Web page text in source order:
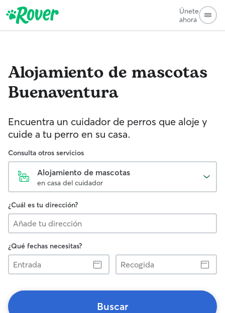
Únete
ahora
Alojamiento de mascotas
Buenaventura
Encuentra un cuidador de perros que aloje y
cuide a tu perro en su casa.
Consulta otros servicios
Alojamiento de mascotas
en casa del cuidador
¿Cuál es tu dirección?
¿Qué fechas necesitas?
Entrada
Recogida
Buscar